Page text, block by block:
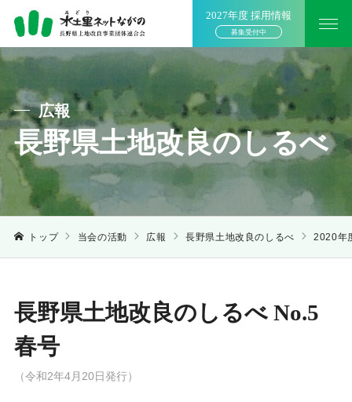
2027年度 採用情報
募集受付中
広報
長野県土地改良のしるべ
トップ 当会の活動 広報 長野県土地改良のしるべ 2020年
長野県土地改良のしるべ No.5
春号
（令和2年4月20日発行）